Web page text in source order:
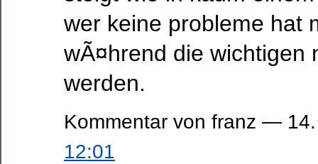
wer keine probleme hat
wÃ¤hrend die wichtigen
werden.
Kommentar von franz —
12:01